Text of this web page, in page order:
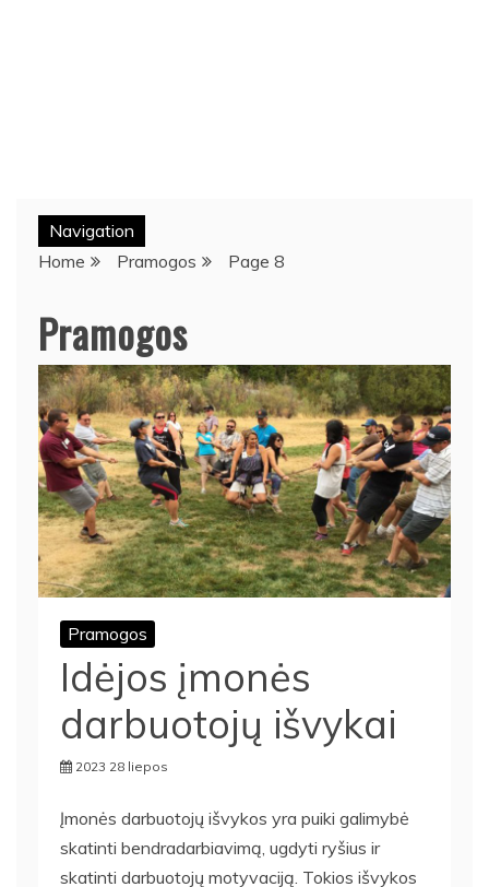
Navigation
Home
Pramogos Page 8
Pramogos
Pramogos
Idėjos įmonės
darbuotojų išvykai
2023 28 liepos
Įmonės darbuotojų išvykos yra puiki galimybė
skatinti bendradarbiavimą, ugdyti ryšius ir
skatinti darbuotojų motyvaciją. Tokios išvykos